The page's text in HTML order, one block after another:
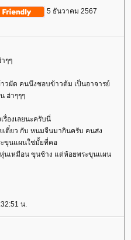
5 ธันวาคม 2567
ๆๆ
ผัด คนนึงชอบข้าวต้ม เป็นอาจารย์
ฮ่าๆๆๆ
องเลยนะครับนี่
เตี๋ยว กับ หนมจีนมากินครับ คนส่ง
ขุนแผนใช่มั้ยที่คอ
นเหมือน ขุนช้าง แต่ห้อยพระขุนแผน
น.